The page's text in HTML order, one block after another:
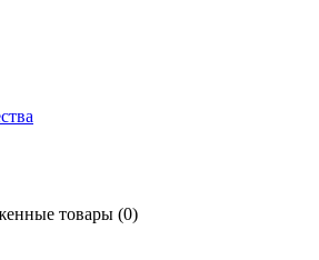
товары (0)